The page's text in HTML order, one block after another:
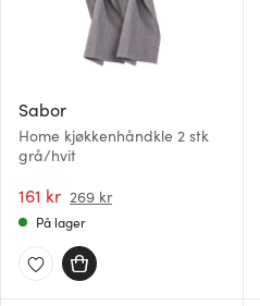
Sabor
Home kjøkkenhåndkle 2 stk
grå/hvit
161 kr 269 kr
På lager